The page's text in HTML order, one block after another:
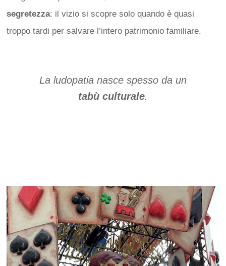
segretezza: il vizio si scopre solo quando è quasi
troppo tardi per salvare l’intero patrimonio familiare.
La ludopatia nasce spesso da un
tabù culturale.